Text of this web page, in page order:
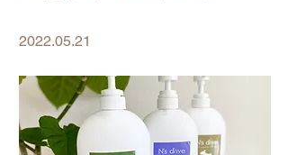
2022.05.21